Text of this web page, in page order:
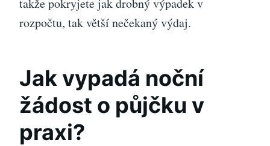
takže pokryjete jak drobný výpadek v
rozpočtu, tak větší nečekaný výdaj.
Jak vypadá noční
žádost o půjčku v
praxi?